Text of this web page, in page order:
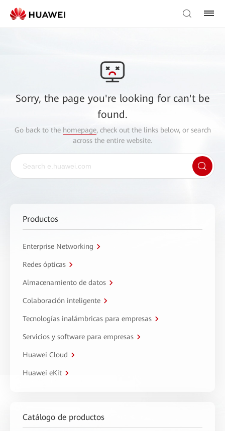
Sorry, the page you're looking for can't be
found.
Go back to the homepage, check out the links below, or search
across the entire website.
Productos
Enterprise Networking
Redes ópticas
Almacenamiento de datos
Colaboración inteligente
Tecnologías inalámbricas para empresas
Servicios y software para empresas
Huawei Cloud
Huawei eKit
Catálogo de productos